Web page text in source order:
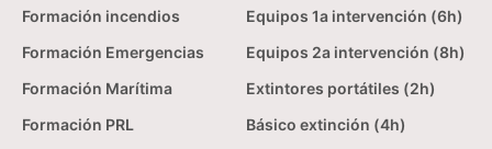
Formación incendios
Formación Emergencias
Formación Marítima
Formación PRL
Equipos 1a intervención (6h)
Equipos 2a intervención (8h)
Extintores portátiles (2h)
Básico extinción (4h)